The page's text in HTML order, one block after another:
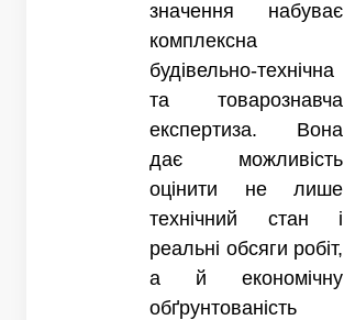
значення набуває
комплексна
будівельно-технічна
та товарознавча
експертиза. Вона
дає можливість
оцінити не лише
технічний стан і
реальні обсяги робіт,
а й економічну
обґрунтованість